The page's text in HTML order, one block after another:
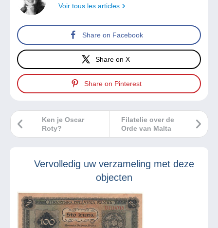
Voir tous les articles
Share on Facebook
Share on X
Share on Pinterest
Filatelie over de
Orde van Malta
Ken je Oscar
Roty?
Vervolledig uw verzameling met deze
objecten